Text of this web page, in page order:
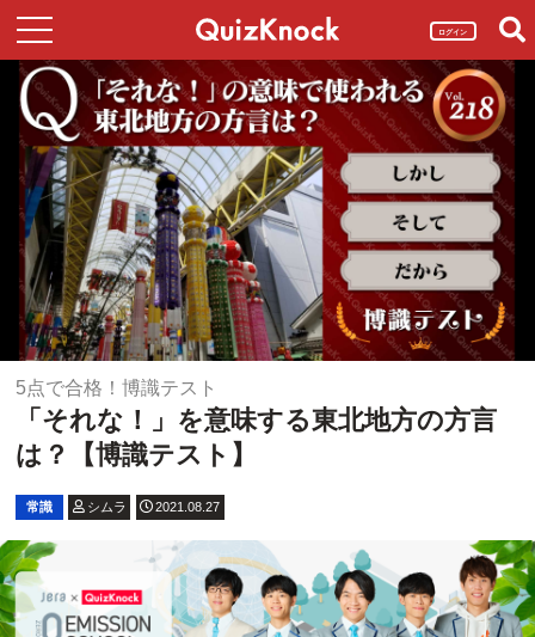
ログイン
5点で合格！博識テスト
「それな！」を意味する東北地方の方言
は？【博識テスト】
常識 シムラ 2021.08.27